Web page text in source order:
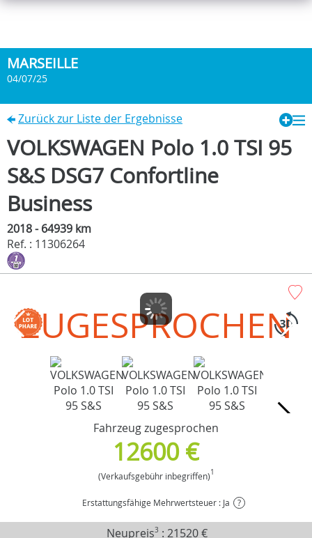
MARSEILLE
04/07/25
Zurück zur Liste der Ergebnisse
VOLKSWAGEN Polo 1.0 TSI 95
S&S DSG7 Confortline
Business
2018 - 64939 km
Ref. : 11306264
ZUGESPROCHEN
Fahrzeug zugesprochen
12600 €
(Verkaufsgebühr inbegriffen)1
Erstattungsfähige Mehrwertsteuer : Ja ?
Neupreis3 : 21520 €